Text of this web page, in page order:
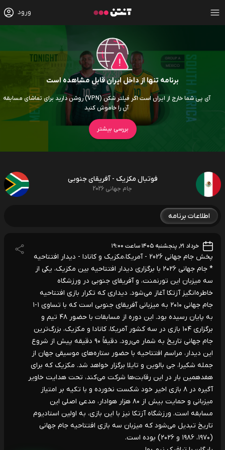
ورود
برنامه تنها از داخل ایران قابل مشاهده است
آی پی شما خارج از ایران است اگر فیلتر شکن (VPN) روشن دارید برای تماشای مسابقه
آن را خاموش کنید
بررسی بیشتر
فوتبال مکزیک - آفریقای جنوبی
جام جهانی 2026
اطلاعات برنامه
خرداد ۲۱, پنجشنبه ۱۴۰۵ ساعت ۱۹:۰۰
پخش جام جهانی 2026 - آمریکا،مکزیک و کانادا - دیدار افتتاحیه
* جام جهانی ۲۰۲۶ با برگزاری دیدار افتتاحیه بین مکزیک، یکی از
سه میزبان این تورنمنت، و آفریقای جنوبی در ورزشگاه
خاطره‌انگیز آزتکا آغاز می‌شود. دیداری که تکرار بازی افتتاحیه
جام جهانی ۲۰۱۰ به میزبانی آفریقای جنوبی است که با تساوی ۱-۱
به پایان رسیده بود. این دوره از مسابقات با حضور ۴۸ تیم و
برگزاری ۱۰۴ بازی در سه کشور آمریکا، کانادا و مکزیک، بزرگ‌ترین
جام جهانی تاریخ به شمار می‌رود. دقیقاً ۹۰ دقیقه پیش از شروع
این دیدار، مراسم افتتاحیه با حضور ستاره‌های موسیقی جهان از
جمله شکیرا، جی بالوین و تایلا برگزار خواهد شد. مکزیک که برای
هفدهمین بار در این رقابت‌ها شرکت می‌کند، تحت هدایت خاویر
آگیره در ۸ بازی اخیر خود شکست نخورده و با تکیه بر امتیاز
میزبانی و حمایت بیش از ۸۰ هزار هوادار، مدعی اصلی این
مسابقه است. ورزشگاه آزتکا نیز با این بازی، به اولین استادیوم
تاریخ تبدیل می‌شود که میزبان سه بازی افتتاحیه جام جهانی
(۱۹۷۰، ۱۹۸۶ و ۲۰۲۶) بوده است.